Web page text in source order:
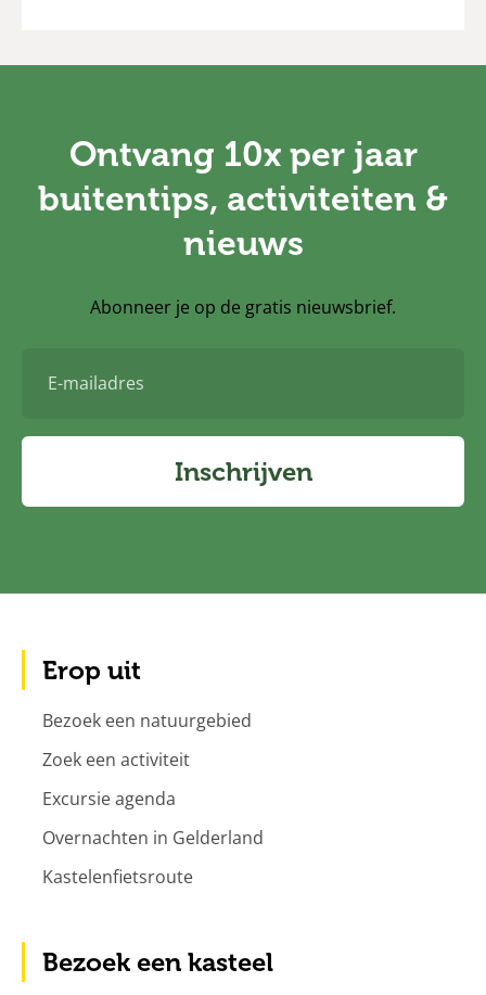
Ontvang 10x per jaar
buitentips, activiteiten &
nieuws
Abonneer je op de gratis nieuwsbrief.
mailadres
Inschrijven
Erop uit
Bezoek een natuurgebied
Zoek een activiteit
Excursie agenda
Overnachten in Gelderland
Kastelenfietsroute
Bezoek een kasteel